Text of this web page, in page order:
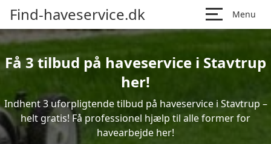
Find-haveservice.dk Menu
Få 3 tilbud på haveservice i Stavtrup
her!
Indhent 3 uforpligtende tilbud på haveservice i Stavtrup –
helt gratis! Få professionel hjælp til alle former for
havearbejde her!